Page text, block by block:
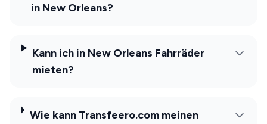
in New Orleans?
Kann ich in New Orleans Fahrräder
mieten?
Wie kann Transfeero.com meinen